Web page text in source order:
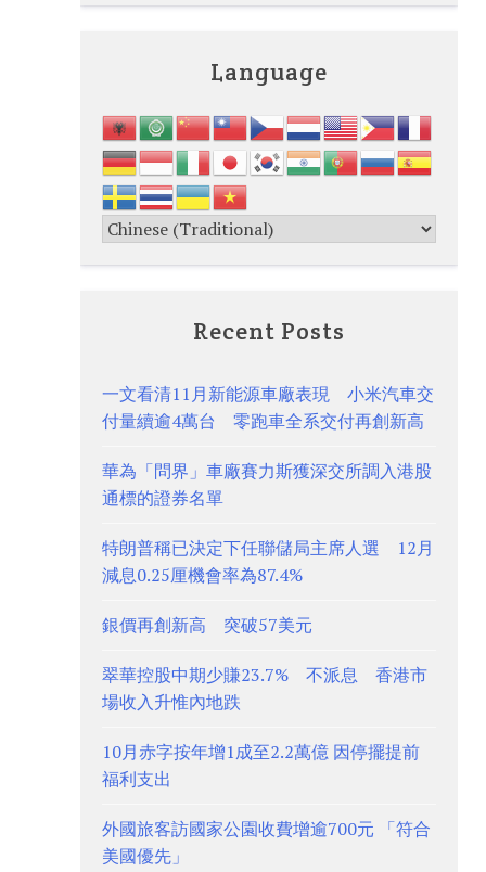
Language
Recent Posts
一文看清11月新能源車廠表現 小米汽車交
付量續逾4萬台 零跑車全系交付再創新高
華為「問界」車廠賽力斯獲深交所調入港股
通標的證券名單
特朗普稱已決定下任聯儲局主席人選 12月
減息0.25厘機會率為87.4%
銀價再創新高 突破57美元
翠華控股中期少賺23.7% 不派息 香港市
場收入升惟內地跌
10月赤字按年增1成至2.2萬億 因停擺提前
福利支出
外國旅客訪國家公園收費增逾700元 「符合
美國優先」